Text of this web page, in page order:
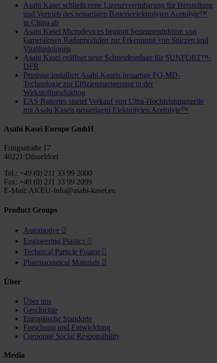
Asahi Kasei schließt erste Lizenzvereinbarung für Herstellung
und Vertrieb des neuartigen Batterieelektrolyten Acetolyte™
in China ab
Asahi Kasei Microdevices beginnt Serienproduktion von
kameralosen Radarmodulen zur Erkennung von Stürzen und
Vitalfunktionen
Asahi Kasei eröffnet neue Schneideanlage für SUNFORT™-
DFR
Peptistar installiert Asahi Kaseis neuartige FO-MD-
Technologie zur Effizienzsteigerung in der
Wirkstoffproduktion
EAS Batteries startet Verkauf von Ultra-Hochleistungszelle
mit Asahi Kaseis neuartigem Elektrolyten Acetolyte™
Asahi Kasei Europe GmbH
Fringsstraße 17
40221 Düsseldorf
Tel.: +49 (0) 211 33 99 2000
Fax: +49 (0) 211 33 99 2099
E-Mail: AKEU-Info@asahi-kasei.eu
Product Groups
Automotive 
Engineering Plastics 
Technical Particle Foams 
Pharmaceutical Materials 
Über
Über uns
Geschichte
Europäische Standorte
Forschung und Entwicklung
Corporate Social Responsibility
Media